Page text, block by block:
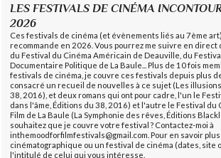
LES FESTIVALS DE CINÉMA
2026
Ces festivals de cinéma (et évènements liés au 7ème
recommande en 2026. Vous pourrez me suivre en direct
du Festival du Cinéma Américain de Deauville, du
Documentaire Politique de La Baule... Plus de 10 fois
festivals de cinéma, je couvre ces festivals depuis plus
consacré un recueil de nouvelles à ce sujet (Les
38, 2016), et deux romans qui ont pour cadre, l'un le
dans l'âme, Éditions du 38, 2016) et l'autre le Festival du
Film de La Baule (La Symphonie des rêves, Éditions
souhaitez que je couvre votre festival ? Contactez-moi à
inthemoodforfilmfestivals@gmail.com. Pour en savoir
cinématographique ou un festival de cinéma (dates, site
l'intitulé de celui qui vous intéresse.